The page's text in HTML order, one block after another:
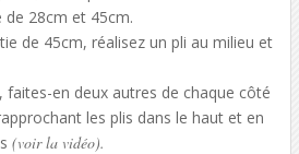
de 28cm et 45cm.
de 45cm, réalisez un pli au milieu et
faites-en deux autres de chaque côté
les plis dans le haut et en
(voir la vidéo).